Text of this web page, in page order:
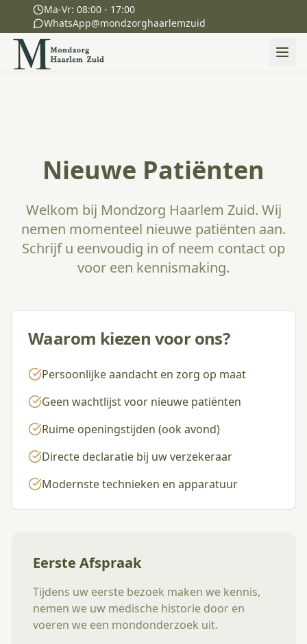
Ma-Vr: 08:00 - 17:00
WhatsApp@mondzorghaarlemzuid
Nieuwe Patiënten
Welkom bij Mondzorg Haarlem Zuid. Wij
nemen momenteel nieuwe patiënten aan.
Schrijf u eenvoudig in of neem contact op
voor een kennismaking.
Waarom kiezen voor ons?
Persoonlijke aandacht en zorg op maat
Geen wachtlijst voor nieuwe patiënten
Ruime openingstijden (ook avond)
Directe declaratie bij uw verzekeraar
Modernste technieken en apparatuur
Eerste Afspraak
Tijdens uw eerste bezoek maken we kennis,
nemen we uw medische historie door en
voeren we een mondonderzoek uit.